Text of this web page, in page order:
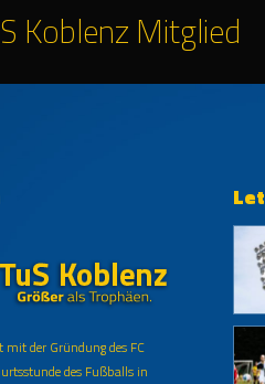
Koblenz Mitglied
mit der Gründung des FC
des Fußballs in